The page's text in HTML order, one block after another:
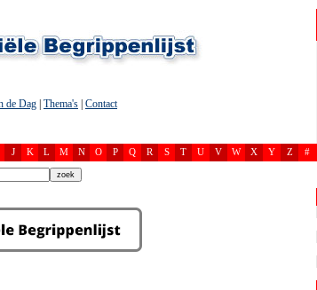
de Dag Thema's Contact
J K L M N O P Q R S T U V W X Y Z #